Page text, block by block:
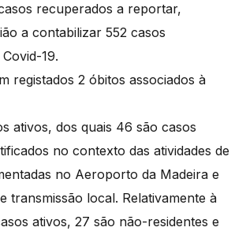
recuperados a reportar,
a contabilizar 552 casos
19.
registados 2 óbitos associados à
ativos, dos quais 46 são casos
no contexto das atividades de
no Aeroporto da Madeira e
transmissão local. Relativamente à
ativos, 27 são não-residentes e